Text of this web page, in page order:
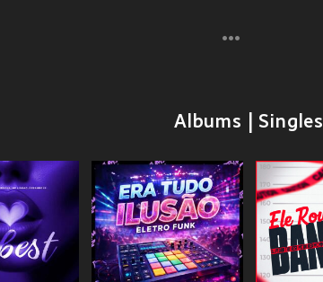
Albums | Singles